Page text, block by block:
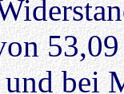
bei